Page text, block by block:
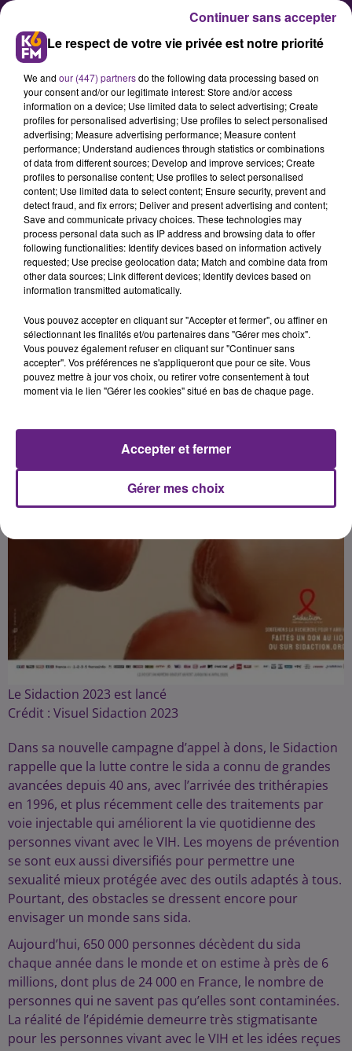
C’est parti pour le Sidaction
Le Sidaction 2023 est lancé avec
trois jours de collecte et
d’information sur la lutte contre le
virus du sida. Alors que la science a
fait de grands progrès, une
minute du sida dans le monde.
Publié : 24 mars 2023 à 12h15 par la rédaction
Le Sidaction 2023 est lancé
Crédit : Visuel Sidaction 2023
Dans sa nouvelle campagne d’appel à dons, le Sidaction
rappelle que la lutte contre le sida a connu de grandes
avancées depuis 40 ans, avec l’arrivée des trithérapies
en 1996, et plus récemment celle des traitements par
voie injectable qui améliorent la vie quotidienne des
personnes vivant avec le VIH. Les moyens de prévention
se sont eux aussi diversifiés pour permettre une
sexualité mieux protégée avec des outils adaptés à tous.
Pourtant, des obstacles se dressent encore pour
envisager un monde sans sida.
Aujourd’hui, 650 000 personnes décèdent du sida
chaque année dans le monde et on estime à près de 6
millions, dont plus de 24 000 en France, le nombre de
personnes qui ne savent pas qu’elles sont contaminées.
La réalité de l’épidémie demeurre très stigmatisante
pour les personnes vivant avec le VIH et les idées reçues
Le respect de votre vie privée est notre priorité
We and our (447) partnersdo the following data processing based on
your consent and/or our legitimate interest: Store and/or access
information on a device; Use limited data to select advertising; Create
profiles for personalised advertising; Use profiles to select personalised
advertising; Measure advertising performance; Measure content
performance; Understand audiences through statistics or combinations
of data from different sources; Develop and improve services; Create
profiles to personalise content; Use profiles to select personalised
content; Use limited data to select content; Ensure security, prevent and
detect fraud, and fix errors; Deliver and present advertising and content;
Save and communicate privacy choices. These technologies may
process personal data such as IP address and browsing data to offer
following functionalities: Identify devices based on information actively
requested; Use precise geolocation data; Match and combine data from
other data sources; Link different devices; Identify devices based on
information transmitted automatically.
Vous pouvez accepter en cliquant sur "Accepter et fermer", ou affiner en
sélectionnant les finalités et/ou partenaires dans "Gérer mes choix".
Vous pouvez également refuser en cliquant sur "Continuer sans
accepter". Vos préférences ne s'appliqueront que pour ce site. Vous
pouvez mettre à jour vos choix, ou retirer votre consentement à tout
moment via le lien "Gérer les cookies" situé en bas de chaque page.
Gérer mes choix
Accepter et fermer
Continuer sans accepter